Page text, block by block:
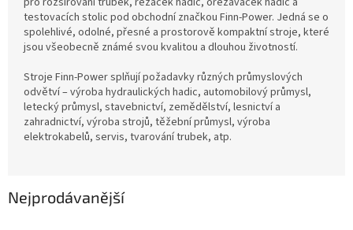
testovacích stolic pod obchodní značkou Finn-Power. Jedná se o
spolehlivé, odolné, přesné a prostorově kompaktní stroje, které
jsou všeobecně známé svou kvalitou a dlouhou životností.
Stroje Finn-Power splňují požadavky různých průmyslových
odvětví – výroba hydraulických hadic, automobilový průmysl,
letecký průmysl, stavebnictví, zemědělství, lesnictví a
zahradnictví, výroba strojů, těžební průmysl, výroba
elektrokabelů, servis, tvarování trubek, atp.
Nejprodávanější